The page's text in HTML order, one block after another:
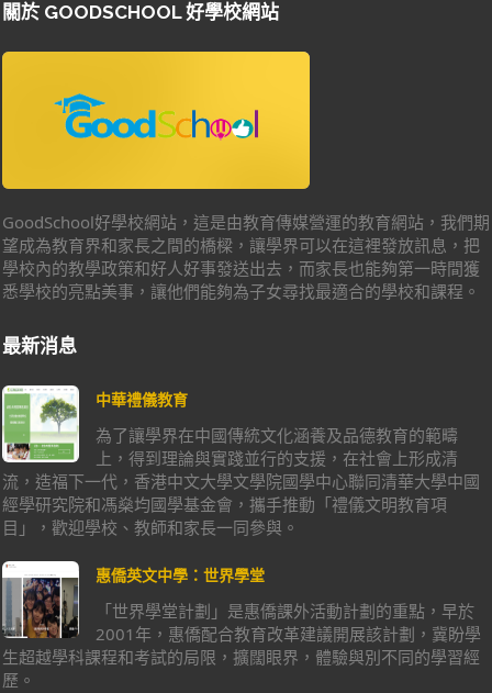
關於 GOODSCHOOL 好學校網站
GoodSchool好學校網站，這是由教育傳媒營運的教育網站，我們期
望成為教育界和家長之間的橋樑，讓學界可以在這裡發放訊息，把
學校內的教學政策和好人好事發送出去，而家長也能夠第一時間獲
悉學校的亮點美事，讓他們能夠為子女尋找最適合的學校和課程。
最新消息
中華禮儀教育
為了讓學界在中國傳統文化涵養及品德教育的範疇
上，得到理論與實踐並行的支援，在社會上形成清
流，造福下一代，香港中文大學文學院國學中心聯同清華大學中國
經學研究院和馮燊均國學基金會，攜手推動「禮儀文明教育項
目」，歡迎學校、教師和家長一同參與。
惠僑英文中學：世界學堂
「世界學堂計劃」是惠僑課外活動計劃的重點，早於
2001年，惠僑配合教育改革建議開展該計劃，冀盼學
生超越學科課程和考試的局限，擴闊眼界，體驗與別不同的學習經
歷。